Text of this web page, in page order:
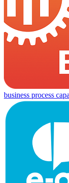
business process